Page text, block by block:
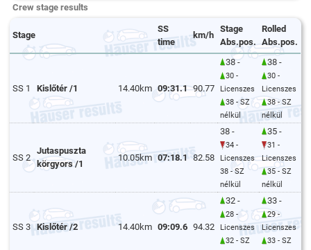
Crew stage results
Stage
SS
time
km/h
Stage
Abs.pos.
Rolled
Abs.pos.
SS 1 Kislőtér /1 14.40km 09:31.1 90.77
38 -
30 -
Licenszes
38 - SZ
nélkül
38 -
30 -
Licenszes
38 - SZ
nélkül
SS 2
Jutaspuszta
körgyors /1
10.05km 07:18.1 82.58
38 -
34 -
Licenszes
38 - SZ
nélkül
35 -
31 -
Licenszes
35 - SZ
nélkül
SS 3 Kislőtér /2 14.40km 09:09.6 94.32
32 -
28 -
Licenszes
32 - SZ
33 -
29 -
Licenszes
33 - SZ